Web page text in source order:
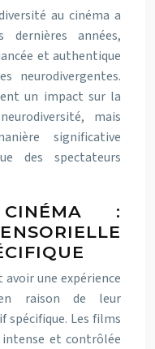
au cinéma a
dernières années,
et authentique
neurodivergentes.
un impact sur la
mais
significative
des spectateurs
:
une expérience
en raison de leur
Les films
et contrôlée